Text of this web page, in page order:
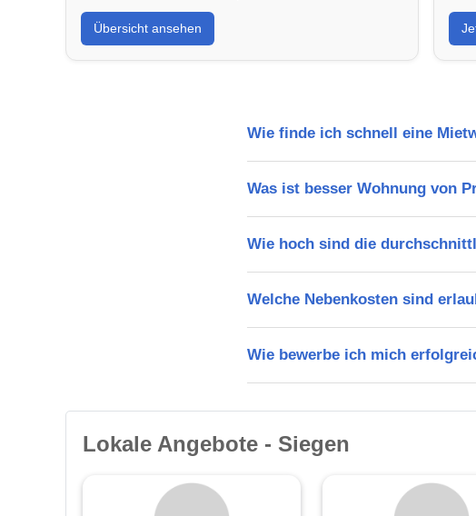
Übersicht ansehen
Wie finde ich schnell eine
Was ist besser Wohnung von
Wie hoch sind die
Welche Nebenkosten sind
Wie bewerbe ich mich
Lokale Angebote - Siegen